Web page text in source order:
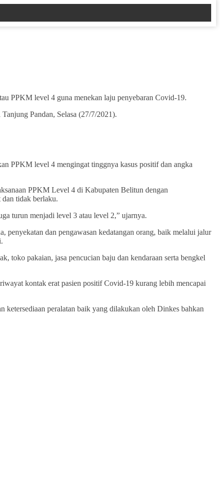
PPKM level 4 guna menekan laju penyebaran Covid-19.
Pandan, Selasa (27/7/2021).
PPKM level 4 mengingat tinggnya kasus positif dan angka
PPKM Level 4 di Kabupaten Belitun dengan
tidak berlaku.
turun menjadi level 3 atau level 2,” ujarnya.
penyekatan dan pengawasan kedatangan orang, baik melalui jalur
toko pakaian, jasa pencucian baju dan kendaraan serta bengkel
kontak erat pasien positif Covid-19 kurang lebih mencapai
ketersediaan peralatan baik yang dilakukan oleh Dinkes bahkan